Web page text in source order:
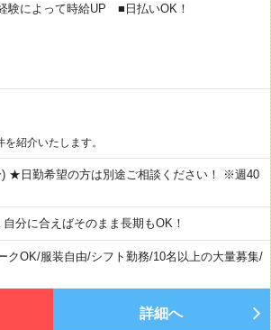
験によって時給UP ■日払いOK！
紹介いたします。
★日勤希望の方は別途ご相談ください！ ※週40
分に合えばそのまま長期もOK！
クOK/服装自由/シフト勤務/10名以上の大量募集/
詳細へ